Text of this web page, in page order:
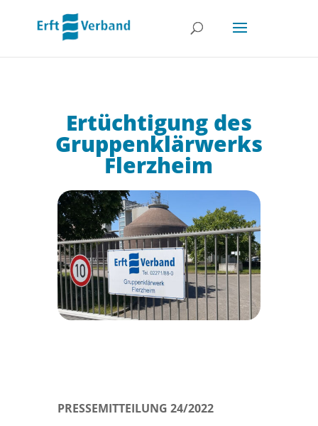
Ertüchtigung des
Gruppenklärwerks
Flerzheim
PRESSEMITTEILUNG 24/2022